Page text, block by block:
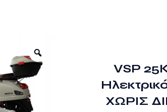
VSP
ΧΩΡΙΣ